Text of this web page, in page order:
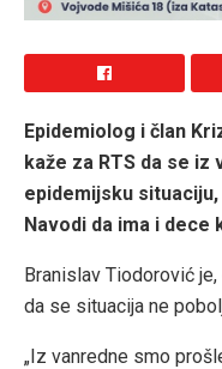
Epidemiolog i član
kaže za RTS da se
epidemijsku
Navodi da ima i dece
Branislav Tiodorović
da se situacija ne
„Iz vanredne smo